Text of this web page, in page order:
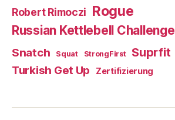
Robert Rimoczi Rogue
Russian Kettlebell Challenge
Snatch Squat StrongFirst Suprfit
Turkish Get Up Zertifizierung